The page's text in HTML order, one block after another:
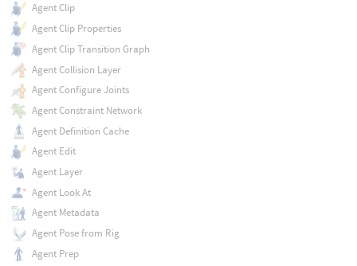
Agent Clip
Agent Clip Properties
Agent Clip Transition Graph
Agent Collision Layer
Agent Configure Joints
Agent Constraint Network
Agent Definition Cache
Agent Edit
Agent Layer
Agent Look At
Agent Metadata
Agent Pose from Rig
Agent Prep